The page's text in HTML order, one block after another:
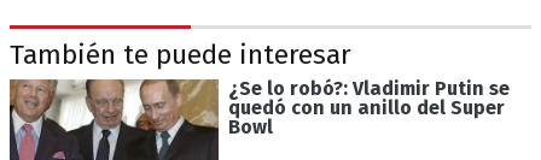
También te puede interesar
¿Se lo robó?: Vladimir Putin se
quedó con un anillo del Super
Bowl